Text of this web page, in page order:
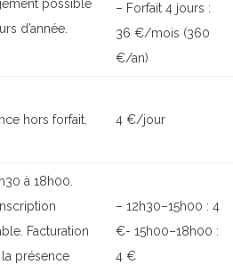
possible
d’année.
– Forfait 4 jours :
36 €/mois (360
€/an)
hors forfait. 4 €/jour
à 18h00.
Facturation
présence
– 12h30–15h00 : 4
€- 15h00–18h00 :
4 €